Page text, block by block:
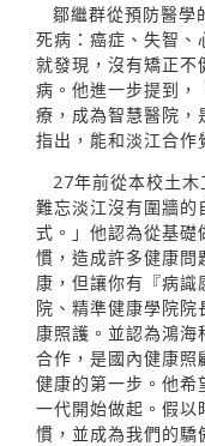
鄒繼群從預防醫學
死病：癌症、失智、
就發現，沒有矯正不
病。他進一步提到，
療，成為智慧醫院，
指出，能和淡江合作
27年前從本校土
難忘淡江沒有圍牆的
式。」他認為從基礎
慣，造成許多健康問
康，但讓你有『病
院、精準健康學院
康照護。並認為鴻
合作，是國內健康照
健康的第一步。他希
一代開始做起。假以
慣，並成為我們的驕